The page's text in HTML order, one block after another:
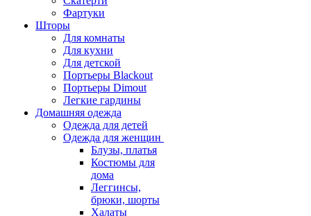
Фартуки
Шторы
Для комнаты
Для кухни
Для детской
Портьеры Blackout
Портьеры Dimout
Легкие гардины
Домашняя одежда
Одежда для детей
Одежда для женщин
Блузы, платья
Костюмы для
дома
Леггинсы,
брюки, шорты
Халаты